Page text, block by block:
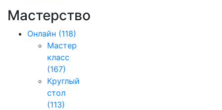
Мастерство
Онлайн (118)
Мастер
класс
(167)
Круглый
стол
(113)